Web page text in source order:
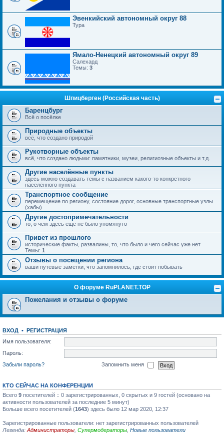
Эвенкийский автономный округ 88
Тура
Ямало-Ненецкий автономный округ 89
Салехард
Темы: 3
Шпицберген (Российская часть)
Баренцбург
Всё о посёлке
Природные объекты
всё, что создано природой
Рукотворные объекты
всё, что создано людьми: памятники, музеи, религиозные объекты и т.д.
Другие населённые пункты
здесь можно создавать темы с названием какого-то конкретного
населённого пункта
Транспортное сообщение
перемещение по региону, состояние дорог, основные транспортные узлы
(хабы)
Другие достопримечательности
то, о чём здесь ещё не было упомянуто
Привет из прошлого
исторические факты, развалины, то, что было и чего сейчас уже нет
Темы: 1
Отзывы о посещении региона
ваши путевые заметки, что запомнилось, где стоит побывать
О форуме RuPLANET.TOP
Пожелания и отзывы о форуме
ВХОД • РЕГИСТРАЦИЯ
Имя пользователя:
Пароль:
Забыли пароль?
Запомнить меня
КТО СЕЙЧАС НА КОНФЕРЕНЦИИ
Всего 9 посетителей :: 0 зарегистрированных, 0 скрытых и 9 гостей (основано на
активности пользователей за последние 5 минут)
Больше всего посетителей (1643) здесь было 12 мар 2020, 12:37
Зарегистрированные пользователи: нет зарегистрированных пользователей
Легенда: Администраторы Супермодераторы Новые пользователи